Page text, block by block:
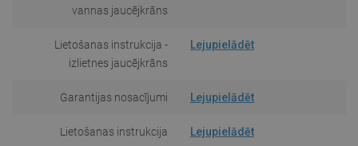
vannas jaucējkrāns
Lietošanas instrukcija -
izlietnes jaucējkrāns
Lejupielādēt
Garantijas nosacījumi Lejupielādēt
Lietošanas instrukcija Lejupielādēt